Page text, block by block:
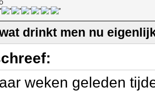
drinkt men nu
weken geleden